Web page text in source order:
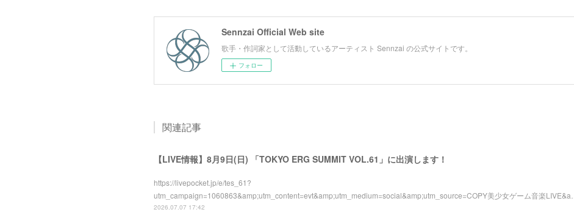
Sennzai Official Web site
歌手・作詞家として活動しているアーティスト Sennzai の公式サイトです。
フォロー
関連記事
【LIVE情報】8月9日(日) 「TOKYO ERG SUMMIT VOL.61」に出演します！
https://livepocket.jp/e/tes_61?
utm_campaign=1060863&amp;utm_content=evt&amp;utm_medium=social&amp;utm_source=COPY美少女ゲーム音楽LIVE&a…
2026.07.07 17:42